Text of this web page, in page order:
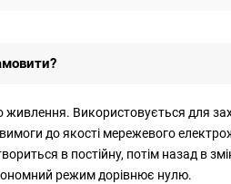
Використовується для
до якості мережевого
в постійну, потім назад в
режим дорівнює нулю.